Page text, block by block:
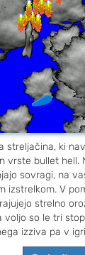
streljačina, ki
vrste bullet hell.
sovragi, na
izstrelkom. V
strelno
voljo so le tri
izziva pa v